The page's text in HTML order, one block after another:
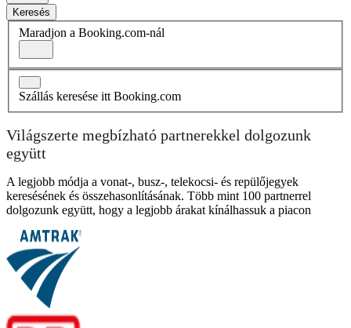
Keresés
Maradjon a Booking.com-nál
Szállás keresése itt Booking.com
Világszerte megbízható partnerekkel dolgozunk
együtt
A legjobb módja a vonat-, busz-, telekocsi- és repülőjegyek
keresésének és összehasonlításának. Több mint 100 partnerrel
dolgozunk együtt, hogy a legjobb árakat kínálhassuk a piacon